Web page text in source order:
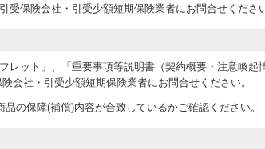
保険会社・引受少額短期保険業者にお問合せください
ット」、「重要事項等説明書（契約概要・注意喚起
会社・引受少額短期保険業者にお問合せください。
の保障(補償)内容が合致しているかご確認ください。